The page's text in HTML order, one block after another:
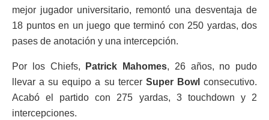
mejor jugador universitario, remontó una desventaja de
18 puntos en un juego que terminó con 250 yardas, dos
pases de anotación y una intercepción.
Por los Chiefs, Patrick Mahomes, 26 años, no pudo
llevar a su equipo a su tercer Super Bowl consecutivo.
Acabó el partido con 275 yardas, 3 touchdown y 2
intercepciones.